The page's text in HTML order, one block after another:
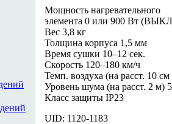
Мощность нагревательного
элемента 0 или 900 Вт
Вес 3,8 кг
Толщина корпуса 1,5 мм
Время сушки 10–12 сек.
Скорость 120–180 км/ч
Темп. воздуха (на расст. 10
Уровень шума (на расст. 2 м)
Класс защиты IP23
UID: 1120-1183